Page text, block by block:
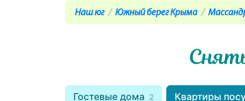
Наш юг Южный берег Крыма
Гостевые дома 2 Квартиры